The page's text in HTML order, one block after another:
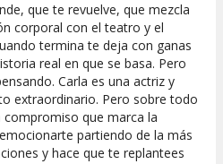
10
Interpretación
artística
que te revuelve, que mezcla
corporal con el teatro y el
termina te deja con ganas
real en que se basa. Pero
Carla es una actriz y
extraordinario. Pero sobre todo
que marca la
partiendo de la más
y hace que te replantees